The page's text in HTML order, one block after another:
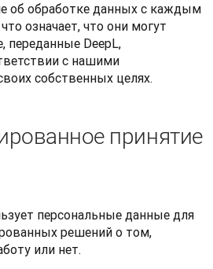
об обработке данных с каждым
означает, что они могут
переданные DeepL,
с нашими
собственных целях.
принятие
персональные данные для
решений о том,
или нет.